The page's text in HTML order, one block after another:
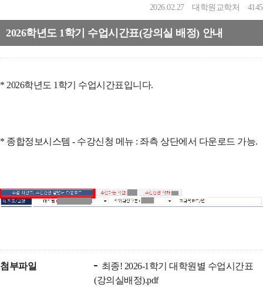
2026.02.27 대학원교학처 4145
2026학년도 1학기 수업시간표(강의실 배정) 안내
* 2026학년도 1학기 수업시간표입니다.
* 종합정보시스템 - 수강신청 메뉴 : 좌측 상단에서 다운로드 가능.
첨부파일
최종! 2026-1학기 대학원별 수업시간표
(강의실배정).pdf